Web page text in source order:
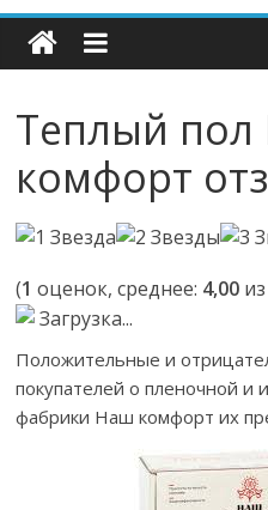
Теплый
комфорт
(1 оценок, среднее: 4,00
Загрузка...
Положительные и
покупателей о пленочной и
фабрики Наш комфорт их